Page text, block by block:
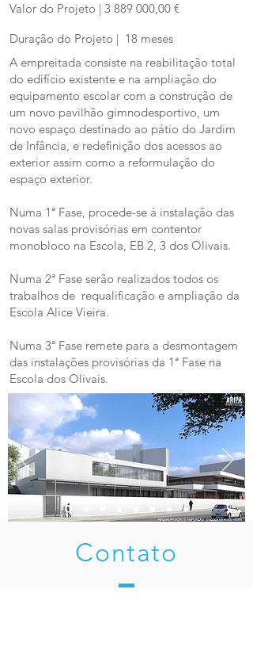
Valor do Projeto | 3 889 000,00 €
Duração do Projeto | 18 meses
A empreitada consiste na reabilitação total
do edifício existente e na ampliação do
equipamento escolar com a construção de
um novo pavilhão gimnodesportivo, um
novo espaço destinado ao pátio do Jardim
de Infância, e redefinição dos acessos ao
exterior assim como a reformulação do
espaço exterior.
Numa 1ª Fase, procede-se à instalação das
novas salas provisórias em contentor
monobloco na Escola, EB 2, 3 dos Olivais.
Numa 2ª Fase serão realizados todos os
trabalhos de requalificação e ampliação da
Escola Alice Vieira.
Numa 3ª Fase remete para a desmontagem
das instalações provisórias da 1ª Fase na
Escola dos Olivais.
Contato